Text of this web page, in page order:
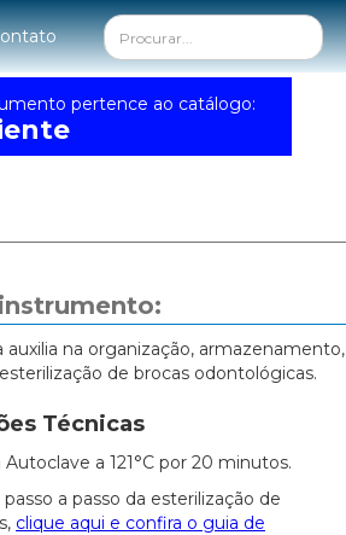
pertence ao catálogo:
auxilia na organização, armazenamento,
de brocas odontológicas.
Técnicas
a 121°C por 20 minutos.
a passo da esterilização de
clique aqui e confira o guia de